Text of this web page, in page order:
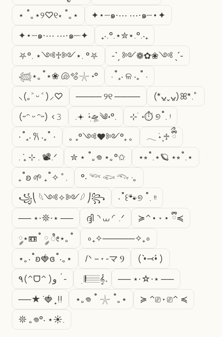
⋆ ˚｡⋆୨♡୧⋆ ˚｡⋆
✦•┈๑⋅⋯ ⋯⋅๑┈•✦
✦•┈๑⋅⋯ ⋯⋅๑┈·✦
₊‧.°.⋆✮⋆.°.‧₊
⛧°. ⋆༺♱༻⋆. °⛧
-ˋˏ ༻❁✿❀༺ ˎˊ-
𓆉⋆｡˚⋆❀ 🐚🫧𓇼 ˖°
⋅˚₊‧ ଳ ‧₊˚ ⋅
⸜(｡˃ ᵕ ˂ )⸝♡
──── ୨୧ ────
(*ᴗ͈ˬᴗ͈)ꕤ*.ﾟ
(˶ᵔ ᵕ ᵔ˶) ‹𝟹
.𖥔 ݁ ˖ִ🛸༄˖°.
⊹ ࣪ ˖⏱ ୭˚. ᵎ
⋅˚₊‧ 𐙚 ‧₊˚ ⋅
｡ ₊°༺❤︎༻°₊ ｡
𓂃 ࣪˖ ִֶ♱ ྀིྀ
. ݁₊ ⊹ . 📽.ᐟ
✮ ⋆ ˚｡𖦹 ⋆｡°✩
⋆⭒˚.⋆🪐 ⋆⭒˚.⋆
₊˚ʚ 🌱 ₊˚✧ ﾟ.
°‧ 𓆝 𓆟 𓆞 ·｡
꧁⎝ 𓆩༺✧༻𓆪 ⎠꧂
‧˚꒰🐾୭ ˚. ᵎᵎ
── ⋆⋅𖤓⋅⋆ ──
ദ്ദി◝ ⩊ ◜.ᐟ
≽^• ˕ • ྀི≼
༘⋆📼˚ ༘ ೀ⋆｡˚
∘₊✧─────✧₊∘
⋆｡‧˚ʚ🍓ɞ˚‧｡⋆
/ᐠ – ˕ -マ Ⳋ
( •̀⤙•́ )
٩(^ᗜ^ )و ´-
ㅤ ׅ 𝄂𝄚𝅦𝄚𝄞𝅄ㅤ
── ⋆⋅☆⋅⋆ ──
──★ ˙🍓 ̟ !!
⋆｡𖦹 ˚ 𓇼 ˚｡⋆
≽ ^⎚ ˕ ⎚^ ≼
𖤓 ｡𖦹°‧ ⋆☀︎.